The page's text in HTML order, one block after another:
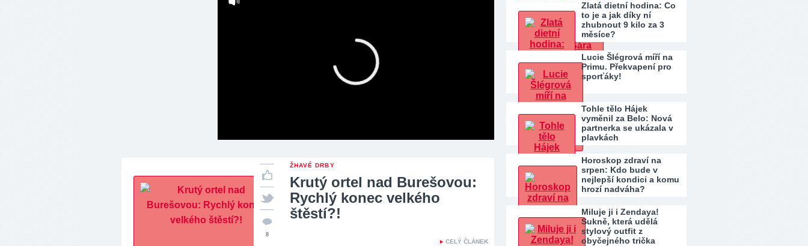
ŽHAVÉ DRBY
Krutý ortel nad Burešovou:
Rychlý konec velkého
štěstí?!
CELÝ ČLÁNEK
8
Zlatá dietní hodina: Co
to je a jak díky ní
zhubnout 9 kilo za 3
měsíce?
Lucie Šlégrová míří na
Primu. Překvapení pro
sporťáky!
Tohle tělo Hájek
vyměnil za Belo: Nová
partnerka se ukázala v
plavkách
Horoskop zdraví na
srpen: Kdo bude v
nejlepší kondici a komu
hrozí nadváha?
Miluje ji i Zendaya!
Sukně, která udělá
stylový outfit z
obyčejného trička